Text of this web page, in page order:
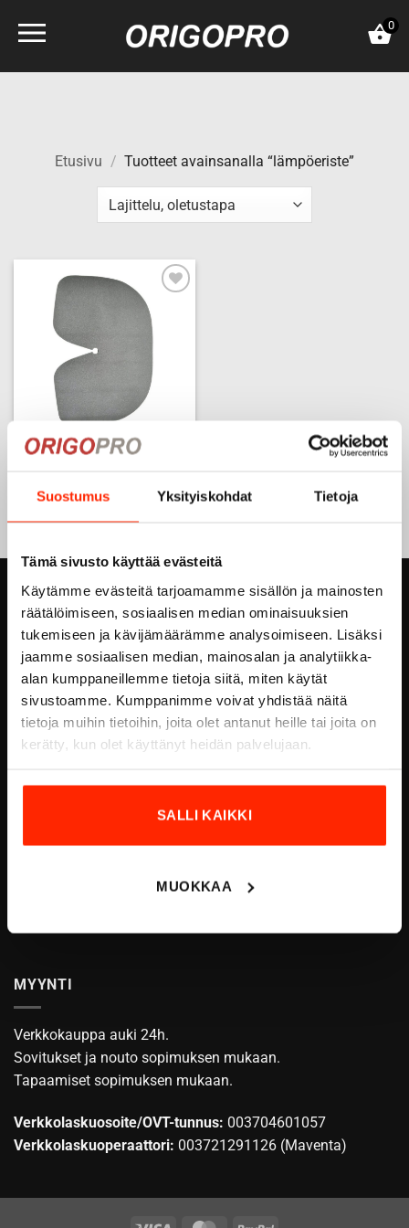
Suostumus Yksityiskohdat Tietoja
Tämä sivusto käyttää evästeitä
Käytämme evästeitä tarjoamamme sisällön ja mainosten
räätälöimiseen, sosiaalisen median ominaisuuksien
tukemiseen ja kävijämäärämme analysoimiseen. Lisäksi
jaamme sosiaalisen median, mainosalan ja analytiikka-
alan kumppaneillemme tietoja siitä, miten käytät
sivustoamme. Kumppanimme voivat yhdistää näitä
tietoja muihin tietoihin, joita olet antanut heille tai joita on
kerätty, kun olet käyttänyt heidän palvelujaan.
SALLI KAIKKI
MUOKKAA
0
Etusivu / Tuotteet avainsanalla “lämpöeriste”
wishlist
9,90€ 7,43
ORIGOPRO OY
Höyläämötie 18 A
FI-00380 HELSINKI
FINLAND
Email:info@origopro.com
Puh.+3584578340002
MYYNTI
Verkkokauppa auki 24h.
Sovitukset ja nouto sopimuksen mukaan.
Tapaamiset sopimuksen mukaan.
Verkkolaskuosoite/OVT-tunnus: 003704601057
Verkkolaskuoperaattori: 003721291126 (Maventa)